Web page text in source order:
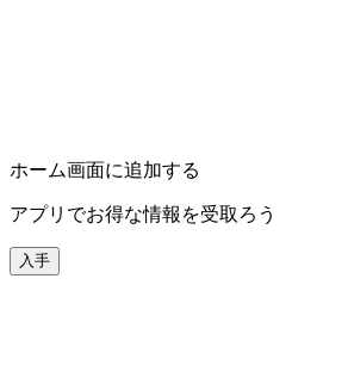
ホーム画面に追加する
アプリでお得な情報を受取ろう
入手